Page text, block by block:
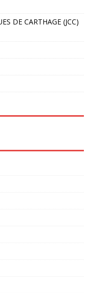
DE CARTHAGE (JCC)